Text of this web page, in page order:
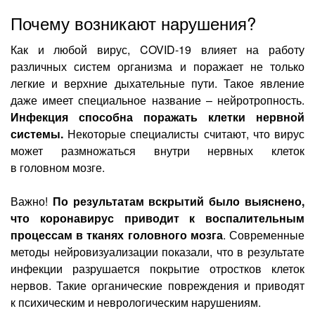
Почему возникают нарушения?
Как и любой вирус, COVID-19влияет на работу
различных систем организма и поражает не только
легкие и верхние дыхательные пути. Такое явление
даже имеет специальное название – нейротропность.
Инфекция способна поражать клетки нервной
системы. Некоторые специалисты считают, что вирус
может размножаться внутри нервных клеток
в головном мозге.
Важно! По результатам вскрытий было выяснено,
что коронавирус приводит к воспалительным
процессам в тканях головного мозга. Современные
методы нейровизуализации показали, что в результате
инфекции разрушается покрытие отростков клеток
нервов. Такие органические повреждения и приводят
к психическим и неврологическим нарушениям.